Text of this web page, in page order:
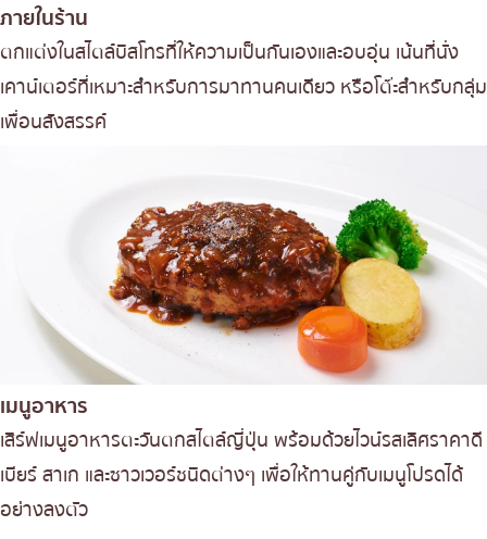
ภายในร้าน
ตกแต่งในสไตล์บิสโทรที่ให้ความเป็นกันเองและอบอุ่น เน้นที่นั่ง
เคาน์เตอร์ที่เหมาะสำหรับการมาทานคนเดียว หรือโต๊ะสำหรับกลุ่ม
เพื่อนสังสรรค์
เมนูอาหาร
เสิร์ฟเมนูอาหารตะวันตกสไตล์ญี่ปุ่น พร้อมด้วยไวน์รสเลิศราคาดี
เบียร์ สาเก และซาวเวอร์ชนิดต่างๆ เพื่อให้ทานคู่กับเมนูโปรดได้
อย่างลงตัว